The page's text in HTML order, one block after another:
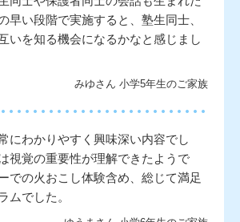
早い段階で実施すると、塾生同士、
いを知る機会になるかなと感じまし
みゆさん 小学5年生のご家族
にわかりやすく興味深い内容でし
視覚の重要性が理解できたようで
での火おこし体験含め、総じて満足
ムでした。